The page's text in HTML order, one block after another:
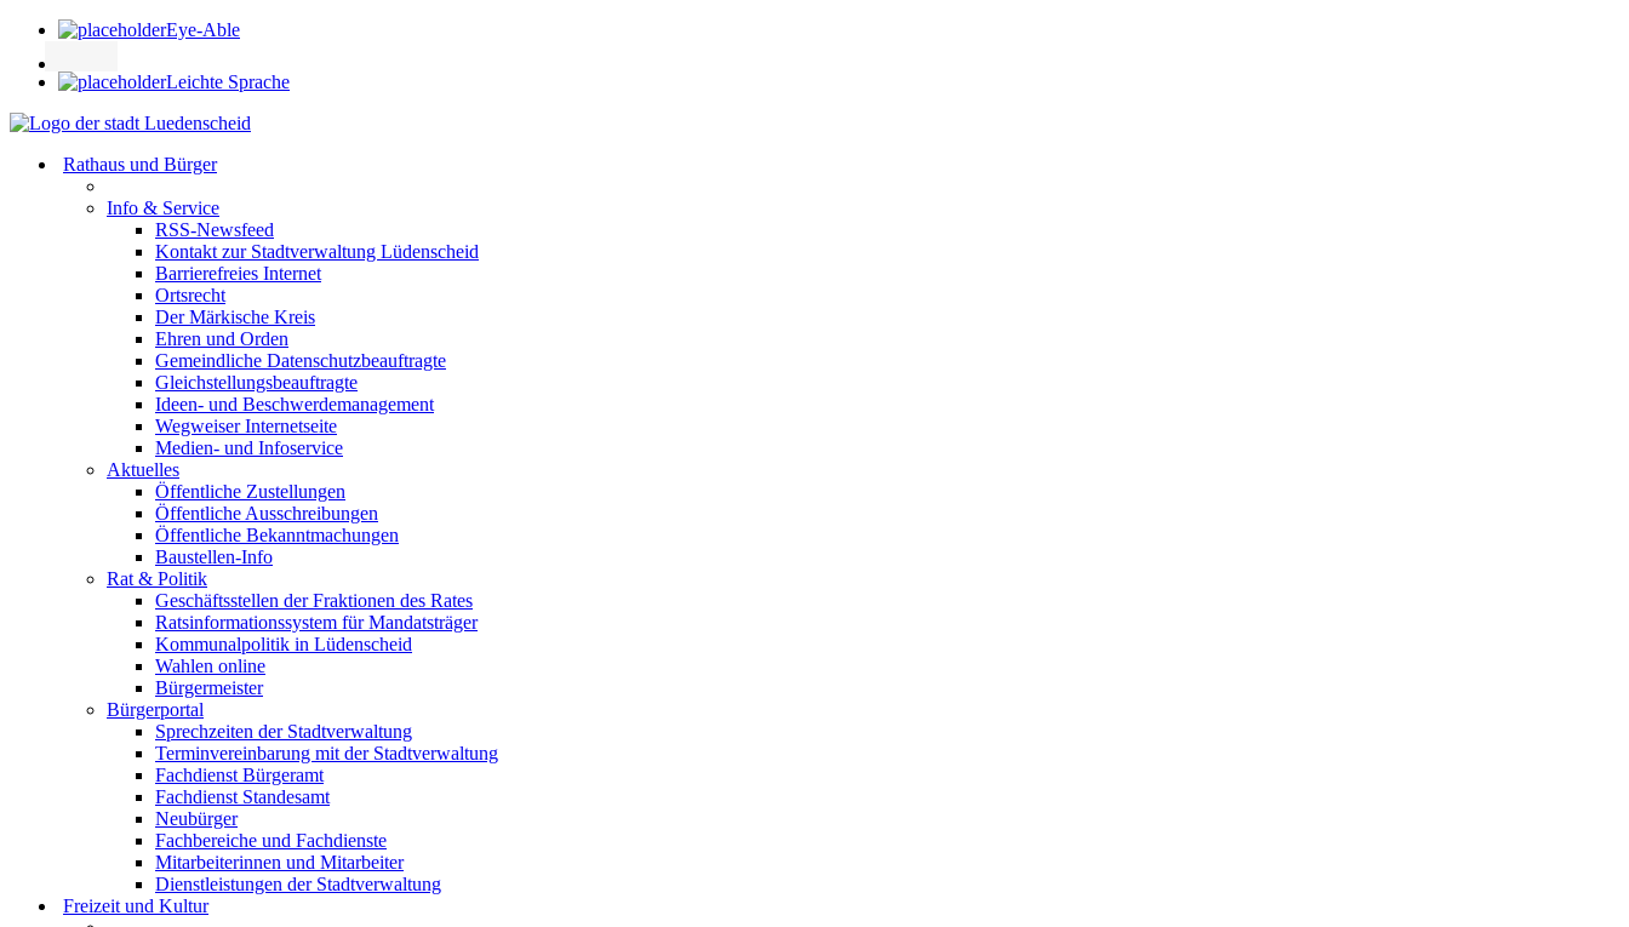
Eye-Able
Leichte Sprache
Rathaus und Bürger
Info & Service
RSS-Newsfeed
Kontakt zur Stadtverwaltung Lüdenscheid
Barrierefreies Internet
Ortsrecht
Der Märkische Kreis
Ehren und Orden
Gemeindliche Datenschutzbeauftragte
Gleichstellungsbeauftragte
Ideen- und Beschwerdemanagement
Wegweiser Internetseite
Medien- und Infoservice
Aktuelles
Öffentliche Zustellungen
Öffentliche Ausschreibungen
Öffentliche Bekanntmachungen
Baustellen-Info
Rat & Politik
Geschäftsstellen der Fraktionen des Rates
Ratsinformationssystem für Mandatsträger
Kommunalpolitik in Lüdenscheid
Wahlen online
Bürgermeister
Bürgerportal
Sprechzeiten der Stadtverwaltung
Terminvereinbarung mit der Stadtverwaltung
Fachdienst Bürgeramt
Fachdienst Standesamt
Neubürger
Fachbereiche und Fachdienste
Mitarbeiterinnen und Mitarbeiter
Dienstleistungen der Stadtverwaltung
Freizeit und Kultur